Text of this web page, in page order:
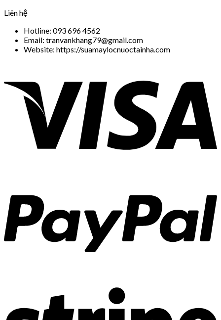
Liên hệ
Hotline: 093 696 4562
Email: tranvankhang79@gmail.com
Website: https://suamaylocnuoctainha.com